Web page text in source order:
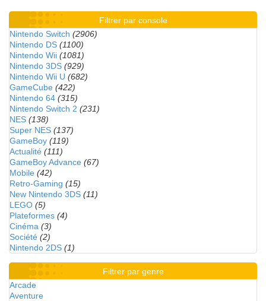
Filtrer par console
Nintendo Switch (2906)
Nintendo DS (1100)
Nintendo Wii (1081)
Nintendo 3DS (929)
Nintendo Wii U (682)
GameCube (422)
Nintendo 64 (315)
Nintendo Switch 2 (231)
NES (138)
Super NES (137)
GameBoy (119)
Actualité (111)
GameBoy Advance (67)
Mobile (42)
Retro-Gaming (15)
New Nintendo 3DS (11)
LEGO (5)
Plateformes (4)
Cinéma (3)
Société (2)
Nintendo 2DS (1)
Filtrer par genre
Arcade
Aventure